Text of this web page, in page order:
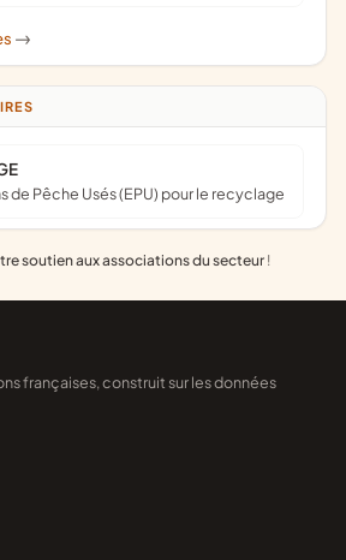
->
de Pêche Usés (EPU) pour le recyclage
soutien aux associations du secteur !